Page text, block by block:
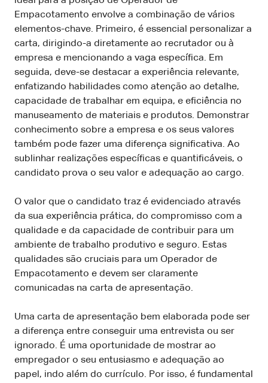
Empacotamento envolve a combinação de vários
elementos-chave. Primeiro, é essencial personalizar a
carta, dirigindo-a diretamente ao recrutador ou à
empresa e mencionando a vaga específica. Em
seguida, deve-se destacar a experiência relevante,
enfatizando habilidades como atenção ao detalhe,
capacidade de trabalhar em equipa, e eficiência no
manuseamento de materiais e produtos. Demonstrar
conhecimento sobre a empresa e os seus valores
também pode fazer uma diferença significativa. Ao
sublinhar realizações específicas e quantificáveis, o
candidato prova o seu valor e adequação ao cargo.
O valor que o candidato traz é evidenciado através
da sua experiência prática, do compromisso com a
qualidade e da capacidade de contribuir para um
ambiente de trabalho produtivo e seguro. Estas
qualidades são cruciais para um Operador de
Empacotamento e devem ser claramente
comunicadas na carta de apresentação.
Uma carta de apresentação bem elaborada pode ser
a diferença entre conseguir uma entrevista ou ser
ignorado. É uma oportunidade de mostrar ao
empregador o seu entusiasmo e adequação ao
papel, indo além do currículo. Por isso, é fundamental